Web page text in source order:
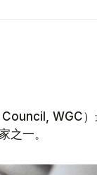
WGC
之一。